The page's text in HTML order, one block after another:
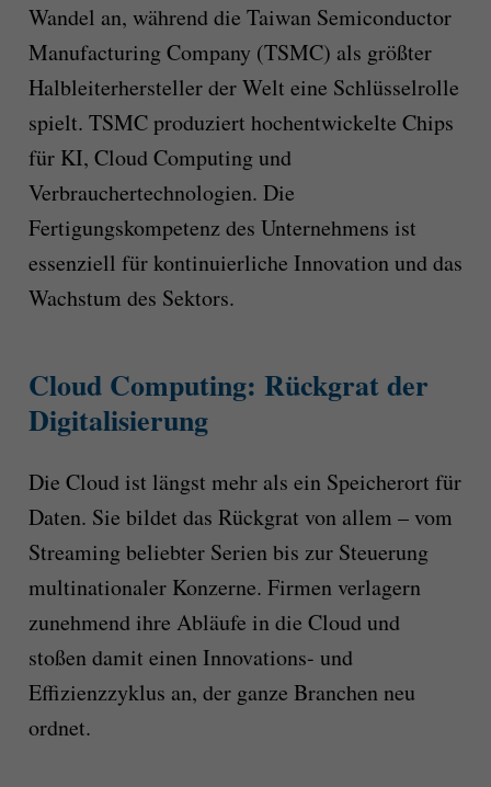
Wandel an, während die Taiwan Semiconductor
Manufacturing Company (TSMC) als größter
Halbleiterhersteller der Welt eine Schlüsselrolle
spielt. TSMC produziert hochentwickelte Chips
für KI, Cloud Computing und
Verbrauchertechnologien. Die
Fertigungskompetenz des Unternehmens ist
essenziell für kontinuierliche Innovation und das
Wachstum des Sektors.
Cloud Computing: Rückgrat der
Digitalisierung
Die Cloud ist längst mehr als ein Speicherort für
Daten. Sie bildet das Rückgrat von allem – vom
Streaming beliebter Serien bis zur Steuerung
multinationaler Konzerne. Firmen verlagern
zunehmend ihre Abläufe in die Cloud und
stoßen damit einen Innovations- und
Effizienzzyklus an, der ganze Branchen neu
ordnet.